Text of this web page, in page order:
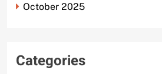
October 2025
Categories